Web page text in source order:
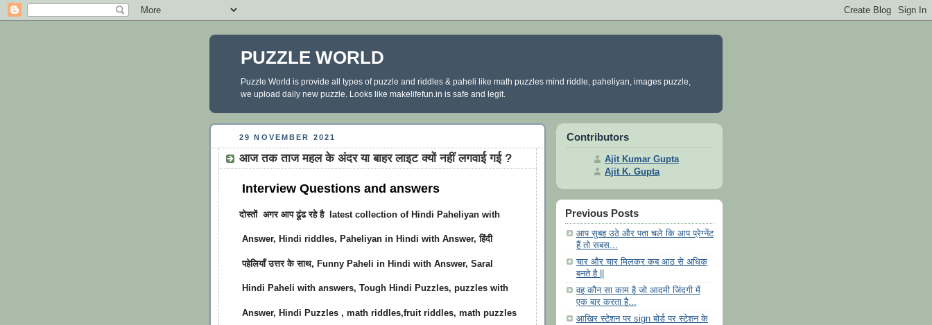
PUZZLE WORLD
Puzzle World is provide all types of puzzle and riddles & paheli like math puzzles mind riddle, paheliyan, images puzzle,
we upload daily new puzzle. Looks like makelifefun.in is safe and legit.
29 NOVEMBER 2021
आज तक ताज महल के अंदर या बाहर लाइट क्यों नहीं लगवाई गई ?
Interview Questions and answers
दोस्तों अगर आप ढूंढ रहे है latest collection of Hindi Paheliyan with
Answer, Hindi riddles, Paheliyan in Hindi with Answer, हिंदी
पहेलियाँ उत्तर के साथ, Funny Paheli in Hindi with Answer, Saral
Hindi Paheli with answers, Tough Hindi Puzzles, puzzles with
Answer, Hindi Puzzles , math riddles,fruit riddles, math puzzles
Contributors
Ajit Kumar Gupta
Ajit K. Gupta
Previous Posts
आप सुबह उठे और पता चले कि आप प्रेग्नेंट
हैं तो सबस...
चार और चार मिलकर कब आठ से अधिक
बनते है ||
वह कौन सा काम है जो आदमी जिंदगी में
एक बार करता है...
आखिर स्टेशन पर sign बोर्ड पर स्टेशन के